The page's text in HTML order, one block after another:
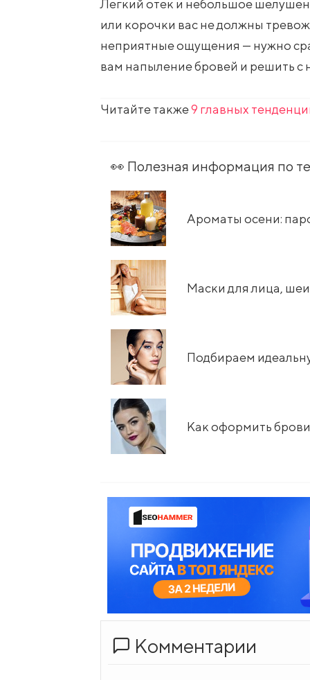
Легкий отек и небольшое
или корочки вас не должны
неприятные ощущения — нужно
вам напыление бровей и решить с
Читайте также9 главных
👀 Полезная информация по
​Ароматы осени:
Маски для лица,
Подбираем
Как оформить
Комментарии